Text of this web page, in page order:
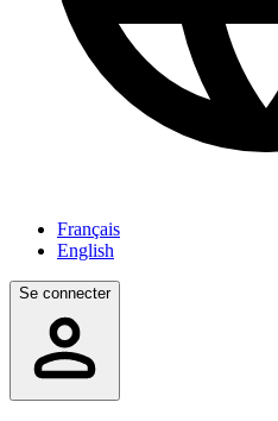
Français
English
Se connecter